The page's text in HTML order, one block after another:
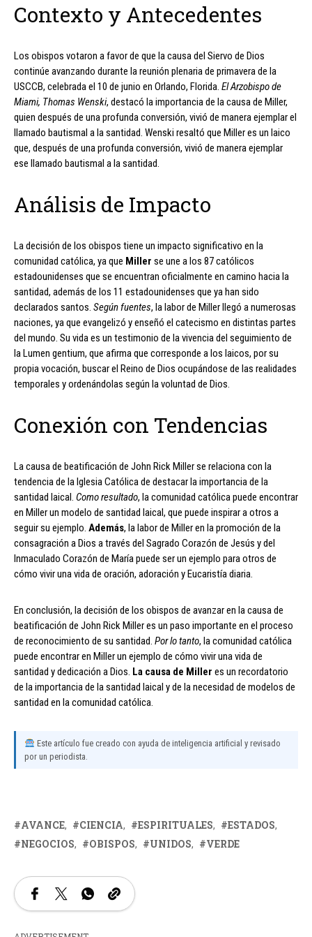
Contexto y Antecedentes
Los obispos votaron a favor de que la causa del Siervo de Dios
continúe avanzando durante la reunión plenaria de primavera de la
USCCB, celebrada el 10 de junio en Orlando, Florida. El Arzobispo de
Miami, Thomas Wenski, destacó la importancia de la causa de Miller,
quien después de una profunda conversión, vivió de manera ejemplar el
llamado bautismal a la santidad. Wenski resaltó que Miller es un laico
que, después de una profunda conversión, vivió de manera ejemplar
ese llamado bautismal a la santidad.
Análisis de Impacto
La decisión de los obispos tiene un impacto significativo en la
comunidad católica, ya que Miller se une a los 87 católicos
estadounidenses que se encuentran oficialmente en camino hacia la
santidad, además de los 11 estadounidenses que ya han sido
declarados santos. Según fuentes, la labor de Miller llegó a numerosas
naciones, ya que evangelizó y enseñó el catecismo en distintas partes
del mundo. Su vida es un testimonio de la vivencia del seguimiento de
la Lumen gentium, que afirma que corresponde a los laicos, por su
propia vocación, buscar el Reino de Dios ocupándose de las realidades
temporales y ordenándolas según la voluntad de Dios.
Conexión con Tendencias
La causa de beatificación de John Rick Miller se relaciona con la
tendencia de la Iglesia Católica de destacar la importancia de la
santidad laical. Como resultado, la comunidad católica puede encontrar
en Miller un modelo de santidad laical, que puede inspirar a otros a
seguir su ejemplo. Además, la labor de Miller en la promoción de la
consagración a Dios a través del Sagrado Corazón de Jesús y del
Inmaculado Corazón de María puede ser un ejemplo para otros de
cómo vivir una vida de oración, adoración y Eucaristía diaria.
En conclusión, la decisión de los obispos de avanzar en la causa de
beatificación de John Rick Miller es un paso importante en el proceso
de reconocimiento de su santidad. Por lo tanto, la comunidad católica
puede encontrar en Miller un ejemplo de cómo vivir una vida de
santidad y dedicación a Dios. La causa de Miller es un recordatorio
de la importancia de la santidad laical y de la necesidad de modelos de
santidad en la comunidad católica.
Este artículo fue creado con ayuda de inteligencia artificial y revisado
por un periodista.
AVANCE CIENCIA ESPIRITUALES
ESTADOS
NEGOCIOS
OBISPOS UNIDOS VERDE